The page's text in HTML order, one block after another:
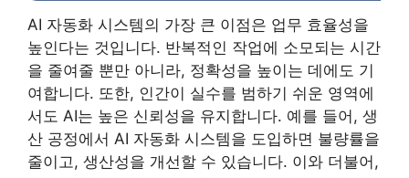
AI 자동화 시스템의 가장 큰 이점은 업무 효율성을
높인다는 것입니다. 반복적인 작업에 소모되는 시간
을 줄여줄 뿐만 아니라, 정확성을 높이는 데에도 기
여합니다. 또한, 인간이 실수를 범하기 쉬운 영역에
서도 AI는 높은 신뢰성을 유지합니다. 예를 들어, 생
산 공정에서 AI 자동화 시스템을 도입하면 불량률을
줄이고, 생산성을 개선할 수 있습니다. 이와 더불어,